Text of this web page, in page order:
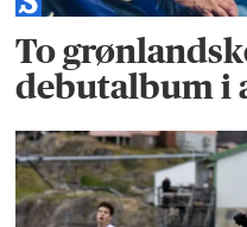
To
debutalbum i